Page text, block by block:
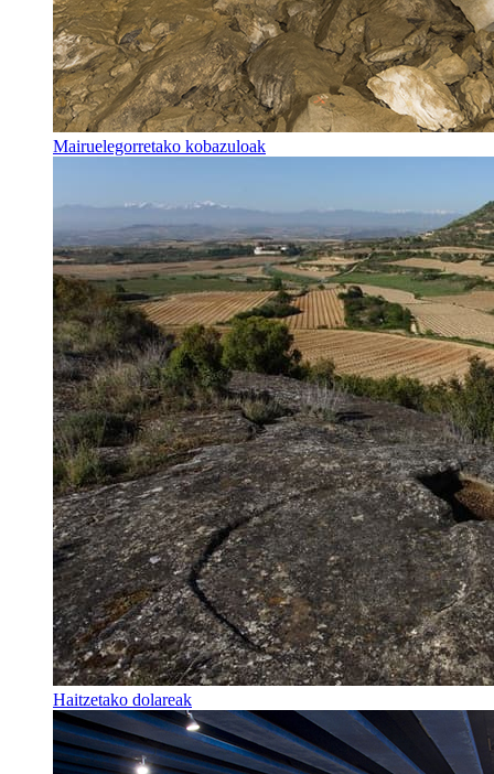
Mairuelegorretako kobazuloak
Haitzetako dolareak